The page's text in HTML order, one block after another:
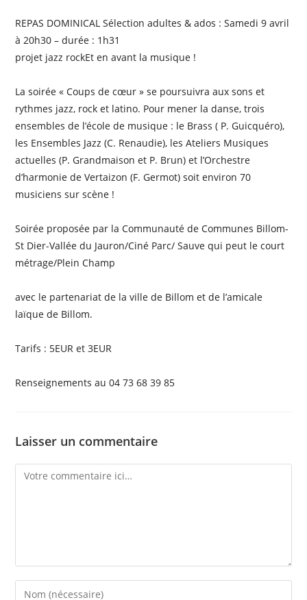
REPAS DOMINICAL Sélection adultes & ados : Samedi 9 avril
à 20h30 – durée : 1h31
projet jazz rockEt en avant la musique !
La soirée « Coups de cœur » se poursuivra aux sons et
rythmes jazz, rock et latino. Pour mener la danse, trois
ensembles de l’école de musique : le Brass ( P. Guicquéro),
les Ensembles Jazz (C. Renaudie), les Ateliers Musiques
actuelles (P. Grandmaison et P. Brun) et l’Orchestre
d’harmonie de Vertaizon (F. Germot) soit environ 70
musiciens sur scène !
Soirée proposée par la Communauté de Communes Billom-
St Dier-Vallée du Jauron/Ciné Parc/ Sauve qui peut le court
métrage/Plein Champ
avec le partenariat de la ville de Billom et de l’amicale
laïque de Billom.
Tarifs : 5EUR et 3EUR
Renseignements au 04 73 68 39 85
Laisser un commentaire